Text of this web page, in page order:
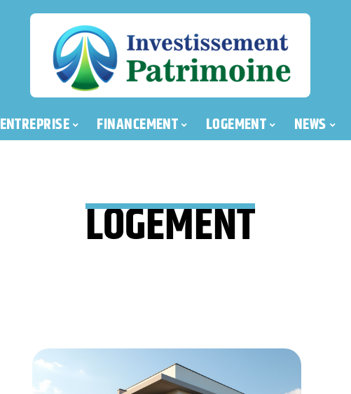
ENTREPRISE FINANCEMENT LOGEMENT NEWS
LOGEMENT